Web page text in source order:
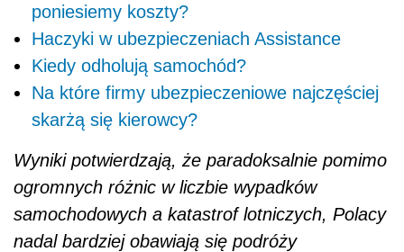
poniesiemy koszty?
Haczyki w ubezpieczeniach Assistance
Kiedy odholują samochód?
Na które firmy ubezpieczeniowe najczęściej
skarżą się kierowcy?
Wyniki potwierdzają, że paradoksalnie pomimo
ogromnych różnic w liczbie wypadków
samochodowych a katastrof lotniczych, Polacy
nadal bardziej obawiają się podróży